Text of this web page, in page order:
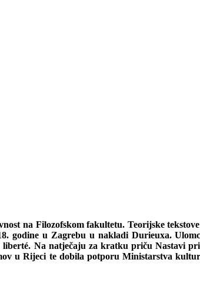
na Filozofskom fakultetu. Teorijske
godine u Zagrebu u nakladi Durieuxa.
Na natječaju za kratku priču Nastavi
u Rijeci te dobila potporu Ministarstva